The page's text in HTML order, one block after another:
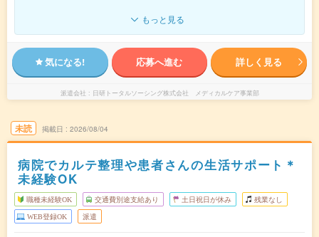
もっと見る
気になる! 応募へ進む 詳しく見る
派遣会社 日研トータルソーシング株式会社 メディカルケア事業部
未読 掲載日 2026/08/04
病院でカルテ整理や患者さんの生活サポート＊
未経験OK
職種未経験OK 交通費別途支給あり 土日祝日が休み 残業なし
WEB登録OK 派遣